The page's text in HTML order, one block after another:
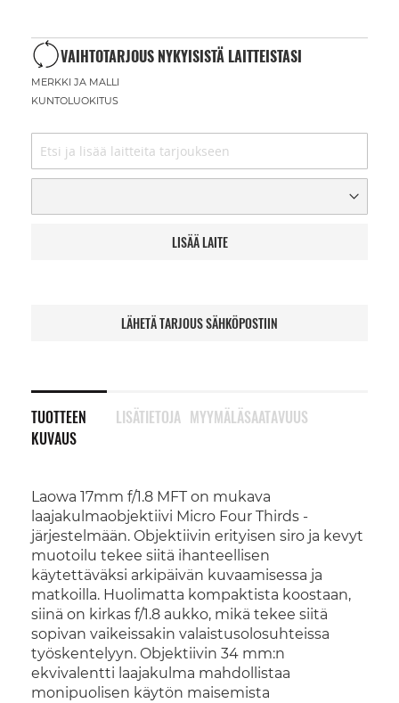
VAIHTOTARJOUS NYKYISISTÄ LAITTEISTASI
MERKKI JA MALLI
KUNTOLUOKITUS
LISÄÄ LAITE
LÄHETÄ TARJOUS SÄHKÖPOSTIIN
TUOTTEEN
KUVAUS
Laowa 17mm f/1.8 MFT on mukava
laajakulmaobjektiivi Micro Four Thirds -
järjestelmään. Objektiivin erityisen siro ja kevyt
muotoilu tekee siitä ihanteellisen
käytettäväksi arkipäivän kuvaamisessa ja
matkoilla. Huolimatta kompaktista koostaan,
siinä on kirkas f/1.8 aukko, mikä tekee siitä
sopivan vaikeissakin valaistusolosuhteissa
työskentelyyn. Objektiivin 34 mm:n
ekvivalentti laajakulma mahdollistaa
monipuolisen käytön maisemista
LISÄTIETOJA MYYMÄLÄSAATAVUUS